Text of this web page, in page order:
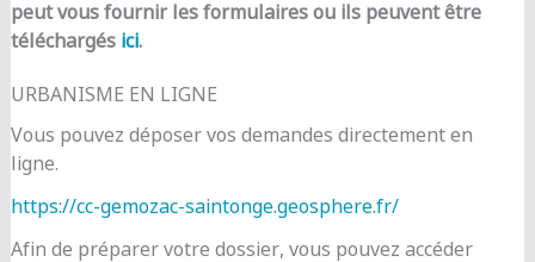
peut vous fournir les formulaires ou ils peuvent être
téléchargés ici.
URBANISME EN LIGNE
Vous pouvez déposer vos demandes directement en
ligne.
https://cc-gemozac-saintonge.geosphere.fr/
Afin de préparer votre dossier, vous pouvez accéder